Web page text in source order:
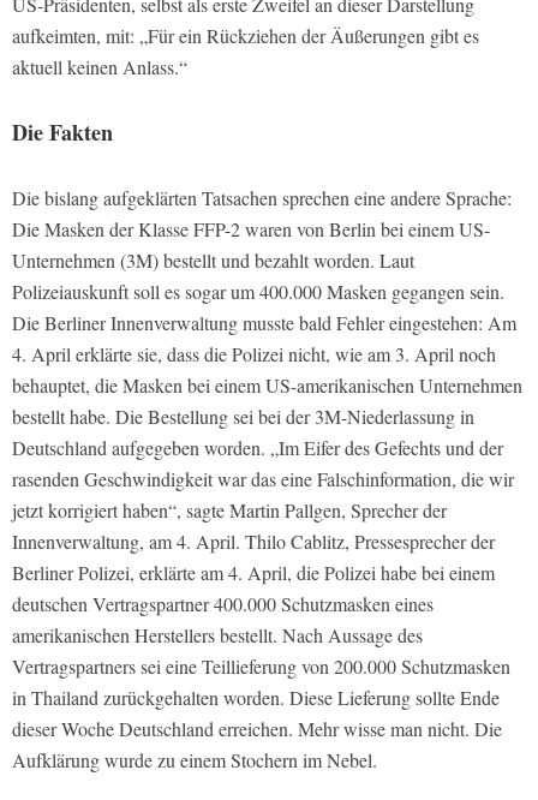
aufkeimten, mit: „Für ein Rückziehen der Äußerungen gibt es
aktuell keinen Anlass.“
Die Fakten
Die bislang aufgeklärten Tatsachen sprechen eine andere Sprache:
Die Masken der Klasse FFP-2 waren von Berlin bei einem US-
Unternehmen (3M) bestellt und bezahlt worden. Laut
Polizeiauskunft soll es sogar um 400.000 Masken gegangen sein.
Die Berliner Innenverwaltung musste bald Fehler eingestehen: Am
4. April erklärte sie, dass die Polizei nicht, wie am 3. April noch
behauptet, die Masken bei einem US-amerikanischen Unternehmen
bestellt habe. Die Bestellung sei bei der 3M-Niederlassung in
Deutschland aufgegeben worden. „Im Eifer des Gefechts und der
rasenden Geschwindigkeit war das eine Falschinformation, die wir
jetzt korrigiert haben“, sagte Martin Pallgen, Sprecher der
Innenverwaltung, am 4. April. Thilo Cablitz, Pressesprecher der
Berliner Polizei, erklärte am 4. April, die Polizei habe bei einem
deutschen Vertragspartner 400.000 Schutzmasken eines
amerikanischen Herstellers bestellt. Nach Aussage des
Vertragspartners sei eine Teillieferung von 200.000 Schutzmasken
in Thailand zurückgehalten worden. Diese Lieferung sollte Ende
dieser Woche Deutschland erreichen. Mehr wisse man nicht. Die
Aufklärung wurde zu einem Stochern im Nebel.